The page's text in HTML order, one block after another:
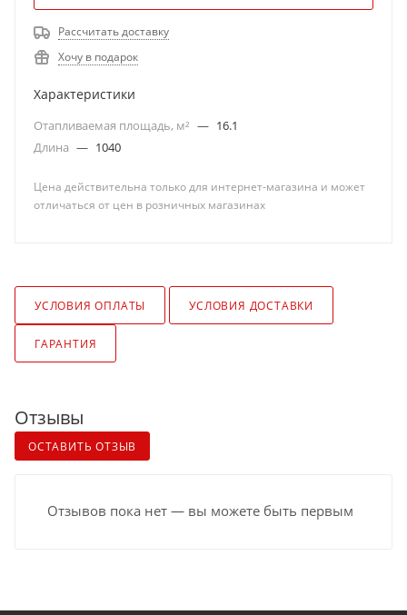
Рассчитать доставку
Хочу в подарок
Характеристики
Отапливаемая площадь, м² — 16.1
Длина — 1040
Цена действительна только для интернет-магазина и может
отличаться от цен в розничных магазинах
УСЛОВИЯ ОПЛАТЫ УСЛОВИЯ ДОСТАВКИ
ГАРАНТИЯ
Отзывы
ОСТАВИТЬ ОТЗЫВ
Отзывов пока нет — вы можете быть первым